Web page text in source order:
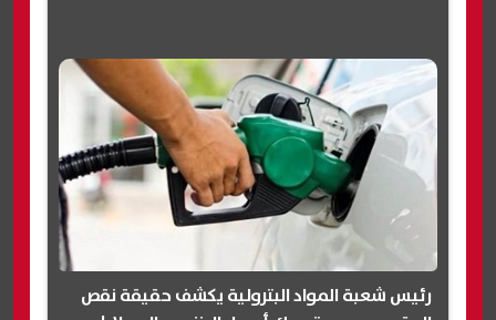
رئيس شعبة المواد البترولية يكشف حقيقة نقص